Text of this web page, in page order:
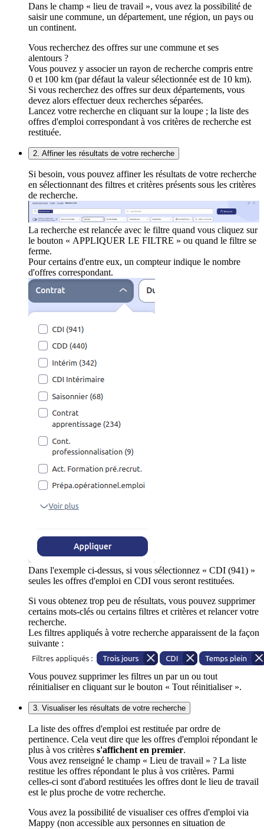
Dans le champ « lieu de travail », vous avez la possibilité de
saisir une commune, un département, une région, un pays ou
un continent.
Vous recherchez des offres sur une commune et ses
alentours ?
Vous pouvez y associer un rayon de recherche compris entre
0 et 100 km (par défaut la valeur sélectionnée est de 10 km).
Si vous recherchez des offres sur deux départements, vous
devez alors effectuer deux recherches séparées.
Lancez votre recherche en cliquant sur la loupe ; la liste des
offres d'emploi correspondant à vos critères de recherche est
restituée.
2. Affiner les résultats de votre recherche
Si besoin, vous pouvez affiner les résultats de votre recherche
en sélectionnant des filtres et critères présents sous les critères
de recherche.
La recherche est relancée avec le filtre quand vous cliquez sur
le bouton « APPLIQUER LE FILTRE » ou quand le filtre se
ferme.
Pour certains d'entre eux, un compteur indique le nombre
d'offres correspondant.
Dans l'exemple ci-dessus, si vous sélectionnez « CDI (941) »
seules les offres d'emploi en CDI vous seront restituées.
Si vous obtenez trop peu de résultats, vous pouvez supprimer
certains mots-clés ou certains filtres et critères et relancer votre
recherche.
Les filtres appliqués à votre recherche apparaissent de la façon
suivante :
Vous pouvez supprimer les filtres un par un ou tout
réinitialiser en cliquant sur le bouton « Tout réinitialiser ».
3. Visualiser les résultats de votre recherche
La liste des offres d'emploi est restituée par ordre de
pertinence. Cela veut dire que les offres d'emploi répondant le
plus à vos critères s'affichent en premier.
Vous avez renseigné le champ « Lieu de travail » ? La liste
restitue les offres répondant le plus à vos critères. Parmi
celles-ci sont d'abord restituées les offres dont le lieu de travail
est le plus proche de votre recherche.
Vous avez la possibilité de visualiser ces offres d'emploi via
Mappy (non accessible aux personnes en situation de